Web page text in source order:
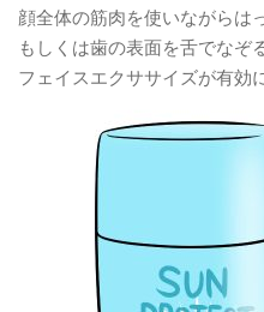
顔全体の筋肉を使いながらは
もしくは歯の表面を舌でなぞ
フェイスエクササイズが有効